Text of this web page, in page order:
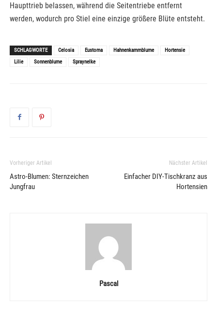
Haupttrieb belassen, während die Seitentriebe entfernt
werden, wodurch pro Stiel eine einzige größere Blüte entsteht.
SCHLAGWORTE Celosia Eustoma Hahnenkammblume
Hortensie
Lilie
Sonnenblume Spraynelke
Vorheriger Artikel
Astro-Blumen: Sternzeichen
Jungfrau
Nächster Artikel
Einfacher DIY-Tischkranz aus
Hortensien
Pascal